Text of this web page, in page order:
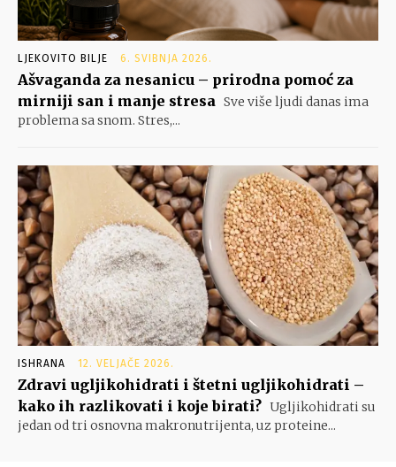
LJEKOVITO BILJE 6. SVIBNJA 2026.
Ašvaganda za nesanicu – prirodna pomoć za
mirniji san i manje stresa Sve više ljudi danas ima
problema sa snom. Stres,...
ISHRANA 12. VELJAČE 2026.
Zdravi ugljikohidrati i štetni ugljikohidrati –
kako ih razlikovati i koje birati? Ugljikohidrati su
jedan od tri osnovna makronutrijenta, uz proteine...